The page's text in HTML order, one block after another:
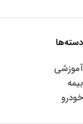
دسته‌ها
آموزشی
بیمه
خودرو